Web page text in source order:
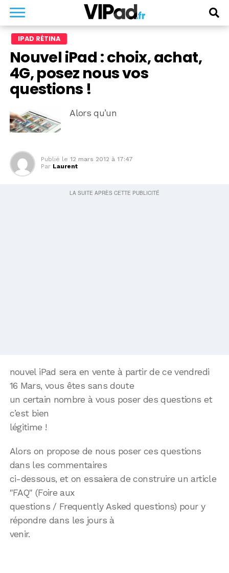
IPAD RÉTINA
Nouvel iPad : choix, achat,
4G, posez nous vos
questions !
Alors qu’un
Publié le 12 mars 2012 à 17:47
Par Laurent
nouvel iPad sera en vente à partir de ce vendredi
16 Mars, vous êtes sans doute
un certain nombre à vous poser des questions et
c’est bien
légitime !
Alors on propose de nous poser ces questions
dans les commentaires
ci-dessous, et on essaiera de construire un article
"FAQ" (Foire aux
questions / Frequently Asked questions) pour y
répondre dans les jours à
venir.